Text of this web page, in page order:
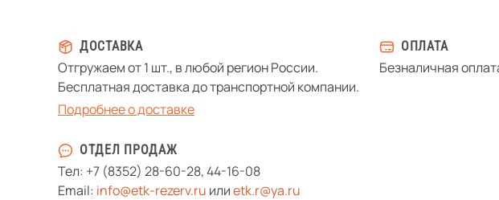
ДОСТАВКА
Отгружаем от 1 шт., в любой регион России.
Бесплатная доставка до транспортной компании.
Подробнее о доставке
ОПЛАТА
Безналичная
ОТДЕЛ ПРОДАЖ
Тел: +7 (8352) 28-60-28,44-16-08
Email: info@etk-rezerv.ru илиetk.r@ya.ru